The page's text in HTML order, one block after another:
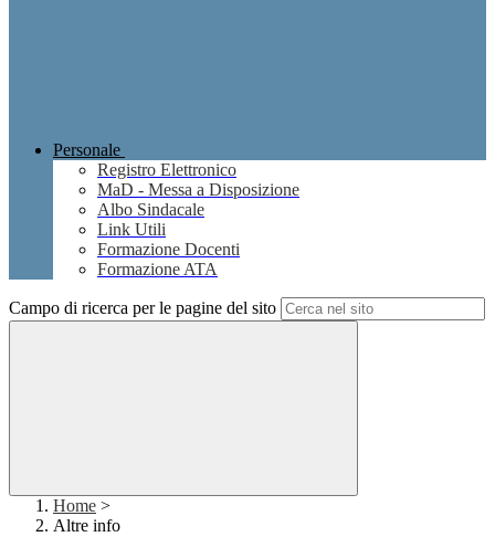
Personale
Registro Elettronico
MaD - Messa a Disposizione
Albo Sindacale
Link Utili
Formazione Docenti
Formazione ATA
Campo di ricerca per le pagine del sito
Home >
Altre info